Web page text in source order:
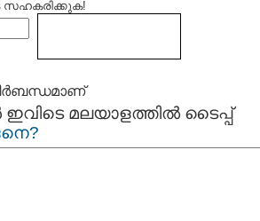
സഹകരിക്കുക!
മലയാളത്തില്‍ ടൈപ്പ്